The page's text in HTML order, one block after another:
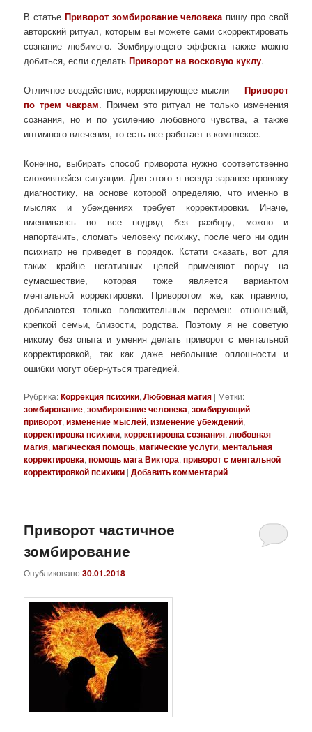
В статье Приворот зомбирование человекапишу про свой
авторский ритуал, которым вы можете сами скорректировать
сознание любимого. Зомбирующего эффекта также можно
добиться, если сделатьПриворот на восковую куклу.
Отличное воздействие, корректирующее мысли — Приворот
по трем чакрам. Причем это ритуал не только изменения
сознания, но и по усилению любовного чувства, а также
интимного влечения, то есть все работает в комплексе.
Конечно, выбирать способ приворота нужно соответственно
сложившейся ситуации. Для этого я всегда заранее провожу
диагностику, на основе которой определяю, что именно в
мыслях и убеждениях требует корректировки. Иначе,
вмешиваясь во все подряд без разбору, можно и
напортачить, сломать человеку психику, после чего ни один
психиатр не приведет в порядок. Кстати сказать, вот для
таких крайне негативных целей применяют порчу на
сумасшествие, которая тоже является вариантом
ментальной корректировки. Приворотом же, как правило,
добиваются только положительных перемен: отношений,
крепкой семьи, близости, родства. Поэтому я не советую
никому без опыта и умения делать приворот с ментальной
корректировкой, так как даже небольшие оплошности и
ошибки могут обернуться трагедией.
Рубрика:Коррекция психики,Любовная магия | Метки:
зомбирование,зомбирование человека,зомбирующий
приворот,изменение мыслей,изменение убеждений,
корректировка психики,корректировка сознания,любовная
магия,магическая помощь,магические услуги,ментальная
корректировка,помощь мага Виктора,приворот с ментальной
корректировкой психики |Добавить комментарий
Приворот частичное
зомбирование
Опубликовано30.01.2018